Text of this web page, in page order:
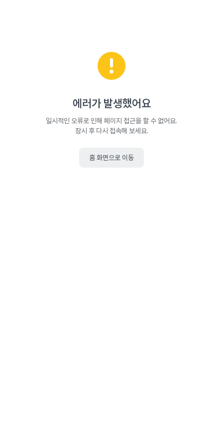
에러가 발생했어요
일시적인 오류로 인해 페이지 접근을 할 수 없어요.
잠시 후 다시 접속해 보세요.
홈 화면으로 이동